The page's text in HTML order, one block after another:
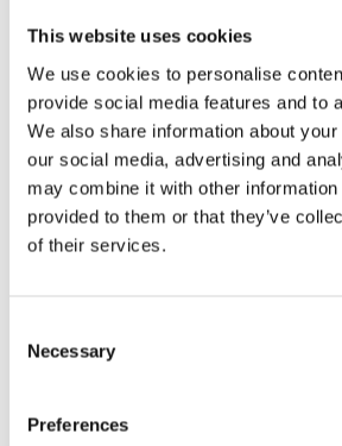
This website uses cookies
We use cookies to personalise
provide social media features and to
We also share information about
our social media, advertising and
may combine it with other information
provided to them or that they’ve
of their services.
Selection
Necessary
Preferences
klargøring.
Læs mere om priser her
Vi kan hjælpe dig med at